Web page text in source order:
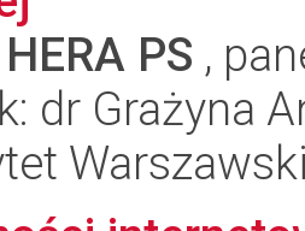
HERA PS ,
dr Grażyna